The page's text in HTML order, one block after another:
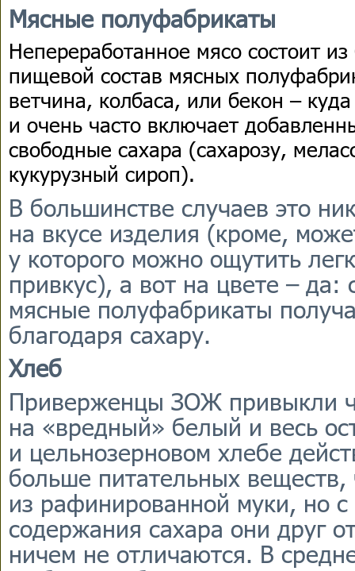
Мясные полуфабрикаты
Непереработанное мясо состоит
пищевой состав мясных
ветчина, колбаса, или бекон –
и очень часто включает
свободные сахара (сахарозу,
кукурузный сироп).
В большинстве случаев это
на вкусе изделия (кроме,
у которого можно ощутить
привкус), а вот на цвете – да:
мясные полуфабрикаты
благодаря сахару.
Хлеб
Приверженцы ЗОЖ привыкли
на «вредный» белый и весь
и цельнозерновом хлебе
больше питательных
из рафинированной муки, но с
содержания сахара они друг
ничем не отличаются. В